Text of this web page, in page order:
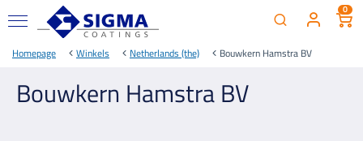
0
Homepage Winkels Netherlands (the) Bouwkern Hamstra BV
Bouwkern Hamstra BV